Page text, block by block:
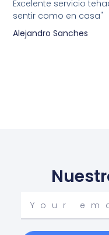
of
5
Excelente servicio
sentir como en casa"
Alejandro Sanches